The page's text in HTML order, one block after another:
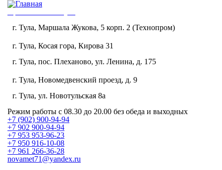
г. Тула, Маршала Жукова, 5 корп. 2 (Технопром)
г. Тула, Косая гора, Кирова 31
г. Тула, пос. Плеханово, ул. Ленина, д. 175
г. Тула, Новомедвенский проезд, д. 9
г. Тула, ул. Новотульская 8а
Режим работы с 08.30 до 20.00 без обеда и выходных
+7 (902) 900-94-94
+7 902 900-94-94
+7 953 953-96-23
+7 950 916-10-08
+7 961 266-36-28
novamet71@yandex.ru